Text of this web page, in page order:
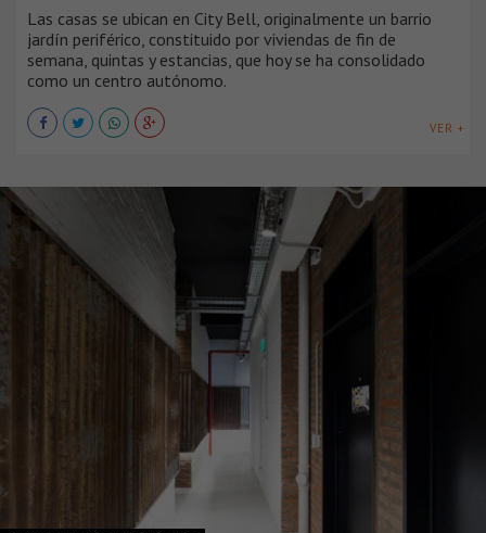
Las casas se ubican en City Bell, originalmente un barrio
jardín periférico, constituido por viviendas de fin de
semana, quintas y estancias, que hoy se ha consolidado
como un centro autónomo.
VER +